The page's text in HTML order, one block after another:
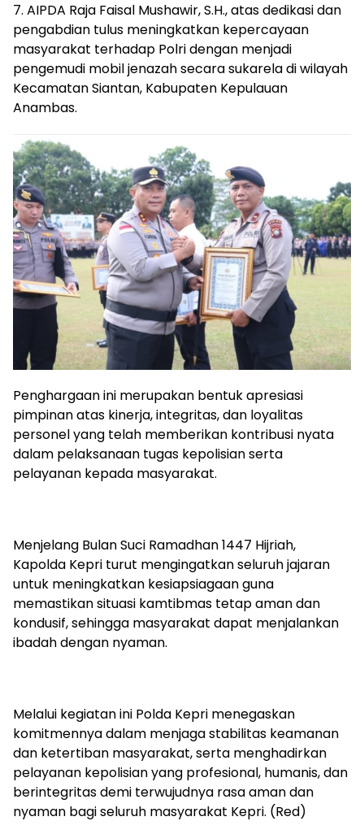
7. AIPDA Raja Faisal Mushawir, S.H., atas dedikasi dan
pengabdian tulus meningkatkan kepercayaan
masyarakat terhadap Polri dengan menjadi
pengemudi mobil jenazah secara sukarela di wilayah
Kecamatan Siantan, Kabupaten Kepulauan
Anambas.
Penghargaan ini merupakan bentuk apresiasi
pimpinan atas kinerja, integritas, dan loyalitas
personel yang telah memberikan kontribusi nyata
dalam pelaksanaan tugas kepolisian serta
pelayanan kepada masyarakat.
Menjelang Bulan Suci Ramadhan 1447 Hijriah,
Kapolda Kepri turut mengingatkan seluruh jajaran
untuk meningkatkan kesiapsiagaan guna
memastikan situasi kamtibmas tetap aman dan
kondusif, sehingga masyarakat dapat menjalankan
ibadah dengan nyaman.
Melalui kegiatan ini Polda Kepri menegaskan
komitmennya dalam menjaga stabilitas keamanan
dan ketertiban masyarakat, serta menghadirkan
pelayanan kepolisian yang profesional, humanis, dan
berintegritas demi terwujudnya rasa aman dan
nyaman bagi seluruh masyarakat Kepri. (Red)